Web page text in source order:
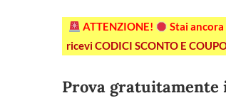
ATTENZIONE! Stai
ricevi CODICI SCONTO E
Prova gratuitamente